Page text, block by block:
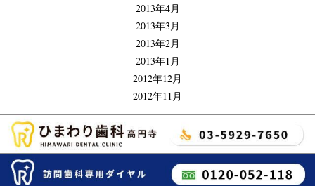
2013年4月
2013年3月
2013年2月
2013年1月
2012年12月
2012年11月